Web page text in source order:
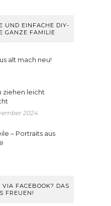
UND EINFACHE DIY-
GANZE FAMILIE
alt mach neu!
ziehen leicht
2024
– Portraits aus
FACEBOOK? DAS
FREUEN!